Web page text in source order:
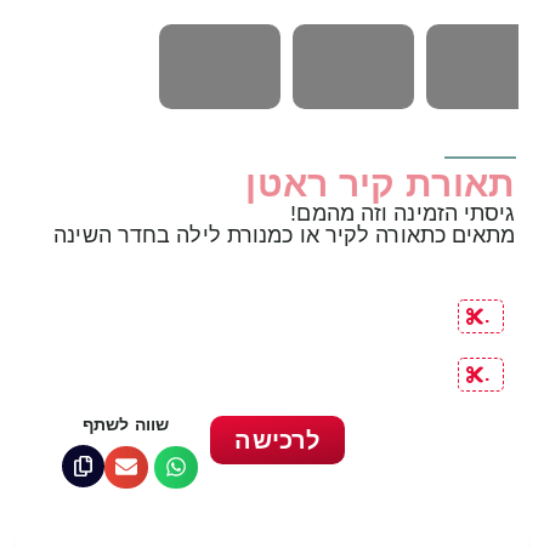
תאורת קיר ראטן
גיסתי הזמינה וזה מהמם!
מתאים כתאורה לקיר או כמנורת לילה בחדר השינה
.
.
שווה לשתף
לרכישה